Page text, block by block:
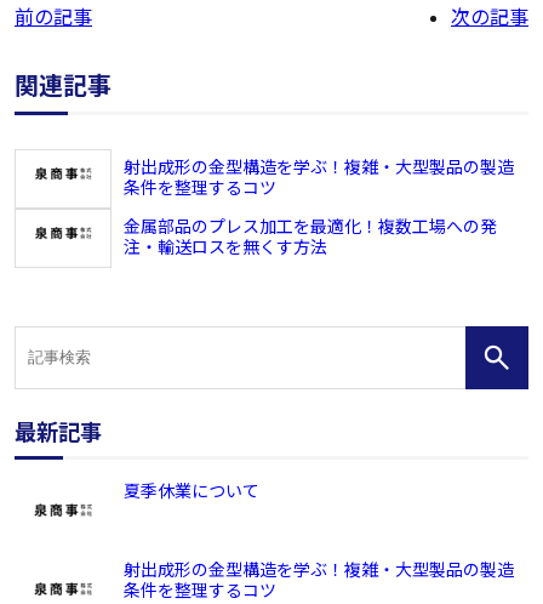
前の記事 次の記事
関連記事
射出成形の金型構造を学ぶ！複雑・大型製品の製造
条件を整理するコツ
金属部品のプレス加工を最適化！複数工場への発
注・輸送ロスを無くす方法
最新記事
夏季休業について
射出成形の金型構造を学ぶ！複雑・大型製品の製造
条件を整理するコツ